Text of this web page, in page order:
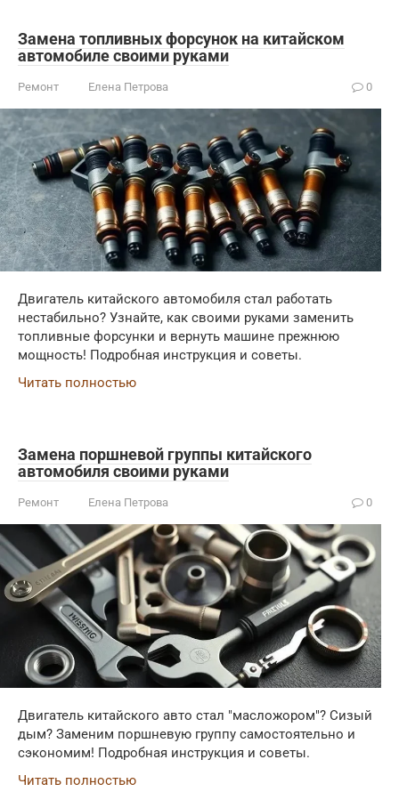
Замена топливных форсунок на китайском
автомобиле своими руками
Ремонт Елена Петрова 0
Двигатель китайского автомобиля стал работать
нестабильно? Узнайте, как своими руками заменить
топливные форсунки и вернуть машине прежнюю
мощность! Подробная инструкция и советы.
Читать полностью
Замена поршневой группы китайского
автомобиля своими руками
Ремонт Елена Петрова 0
Двигатель китайского авто стал "масложором"? Сизый
дым? Заменим поршневую группу самостоятельно и
сэкономим! Подробная инструкция и советы.
Читать полностью